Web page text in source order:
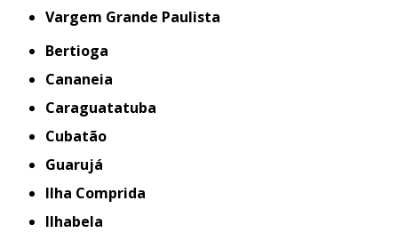
Vargem Grande Paulista
Bertioga
Cananeia
Caraguatatuba
Cubatão
Guarujá
Ilha Comprida
Ilhabela